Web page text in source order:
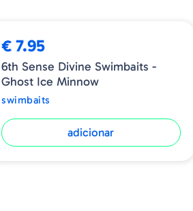
€ 7.95
6th Sense Divine Swimbaits -
Ghost Ice Minnow
swimbaits
adicionar